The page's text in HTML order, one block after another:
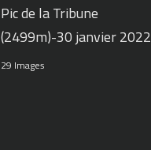
Pic de la Tribune
(2499m)-30 janvier 2022
29 Images